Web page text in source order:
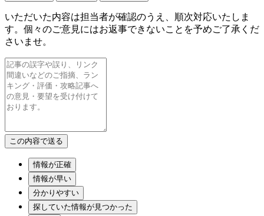
いただいた内容は担当者が確認のうえ、順次対応いたしま
す。個々のご意見にはお返事できないことを予めご了承くだ
さいませ。
情報が正確
情報が早い
分かりやすい
探していた情報が見つかった